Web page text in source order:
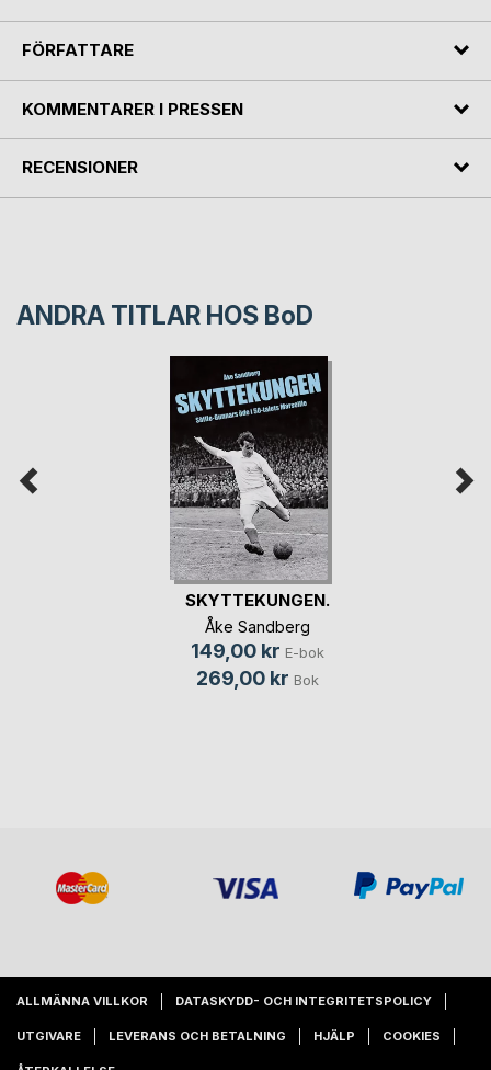
FÖRFATTARE
KOMMENTARER I PRESSEN
RECENSIONER
ANDRA TITLAR HOS BoD
SKYTTEKUNGEN.
Åke Sandberg
149,00 kr E-bok
269,00 kr Bok
ALLMÄNNA VILLKOR DATASKYDD- OCH INTEGRITETSPOLICY
UTGIVARE LEVERANS OCH BETALNING HJÄLP COOKIES